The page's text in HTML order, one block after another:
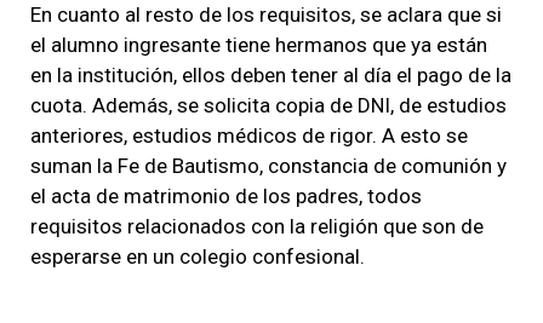
En cuanto al resto de los requisitos, se aclara que si
el alumno ingresante tiene hermanos que ya están
en la institución, ellos deben tener al día el pago de la
cuota. Además, se solicita copia de DNI, de estudios
anteriores, estudios médicos de rigor. A esto se
suman la Fe de Bautismo, constancia de comunión y
el acta de matrimonio de los padres, todos
requisitos relacionados con la religión que son de
esperarse en un colegio confesional.